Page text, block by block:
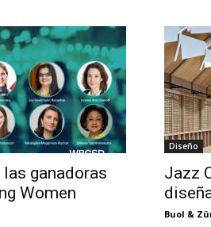
las ganadoras
Women
Diseño
Jazz
Buol &